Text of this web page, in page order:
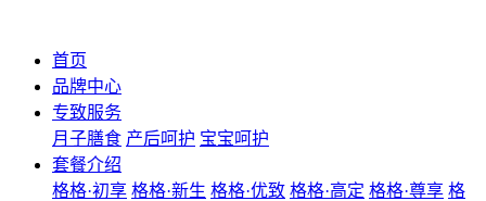
首页
品牌中心
专致服务
月子膳食 产后呵护 宝宝呵护
套餐介绍
格格·初享 格格·新生 格格·优致 格格·高定 格格·尊享 格